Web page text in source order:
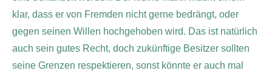
klar, dass er von Fremden nicht gerne bedrängt, oder
gegen seinen Willen hochgehoben wird. Das ist natürlich
auch sein gutes Recht, doch zukünftige Besitzer sollten
seine Grenzen respektieren, sonst könnte er auch mal